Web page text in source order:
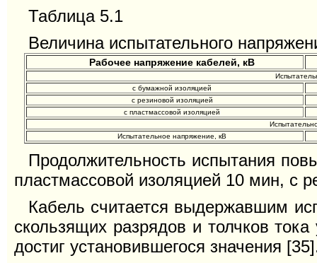
Таблица 5.1
Величина испытательного
Рабочее напряжение кабелей, кВ
с бумажной изоляцией
с резиновой изоляцией
с пластмассовой изоляцией
Испытательное напряжение, кВ
Продолжительность испытания
пластмассовой изоляцией 10 мин, с
Кабель считается выдержавшим
скользящих разрядов и толчков
достиг установившегося значения